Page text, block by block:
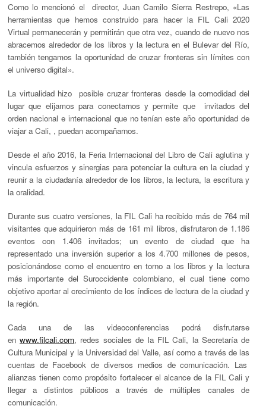
Como lo mencionó el director, Juan Camilo Sierra Restrepo, «Las
herramientas que hemos construido para hacer la FIL Cali 2020
Virtual permanecerán y permitirán que otra vez, cuando de nuevo nos
abracemos alrededor de los libros y la lectura en el Bulevar del Río,
también tengamos la oportunidad de cruzar fronteras sin límites con
el universo digital».
La virtualidad hizo posible cruzar fronteras desde la comodidad del
lugar que elijamos para conectarnos y permite que invitados del
orden nacional e internacional que no tenían este año oportunidad de
viajar a Cali, , puedan acompañarnos.
Desde el año 2016, la Feria Internacional del Libro de Cali aglutina y
vincula esfuerzos y sinergias para potenciar la cultura en la ciudad y
reunir a la ciudadanía alrededor de los libros, la lectura, la escritura y
la oralidad.
Durante sus cuatro versiones, la FIL Cali ha recibido más de 764 mil
visitantes que adquirieron más de 161 mil libros, disfrutaron de 1.186
eventos con 1.406 invitados; un evento de ciudad que ha
representado una inversión superior a los 4.700 millones de pesos,
posicionándose como el encuentro en torno a los libros y la lectura
más importante del Suroccidente colombiano, el cual tiene como
objetivo aportar al crecimiento de los índices de lectura de la ciudad y
la región.
Cada una de las videoconferencias podrá disfrutarse
enwww.filcali.com, redes sociales de la FIL Cali, la Secretaría de
Cultura Municipal y la Universidad del Valle, así como a través de las
cuentas de Facebook de diversos medios de comunicación. Las
alianzas tienen como propósito fortalecer el alcance de la FIL Cali y
llegar a distintos públicos a través de múltiples canales de
comunicación.